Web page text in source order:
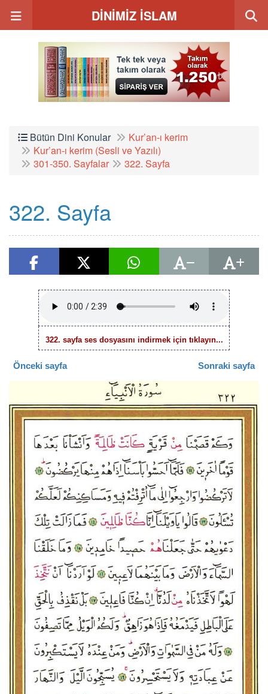
DİNİMİZ İSLAM
Bütün Dini Konular
Kur’an-ı kerim
Kur’an-ı kerim (Sesli ve Yazılı)
301-350. Sayfalar
322. Sayfa
322. Sayfa
322. sayfa ses dosyasını indirmek için tıklayın...
Önceki sayfa Sonraki sayfa